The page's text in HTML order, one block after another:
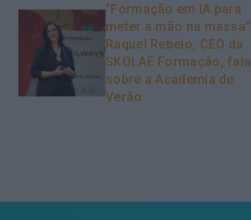
“Formação em IA para
meter a mão na massa”
Raquel Rebelo, CEO da
SKOLAE Formação, fala
sobre a Academia de
Verão